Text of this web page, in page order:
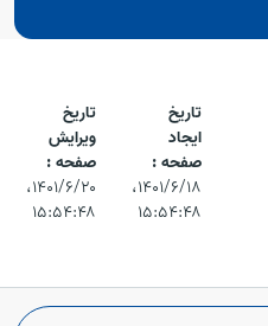
تاریخ
ایجاد
صفحه :
۱۴۰۱/۶/۱۸،‏
۱۵:۵۴:۴۸
تاریخ
ویرایش
صفحه :
۱۴۰۱/۶/۲۰،‏
۱۵:۵۴:۴۸